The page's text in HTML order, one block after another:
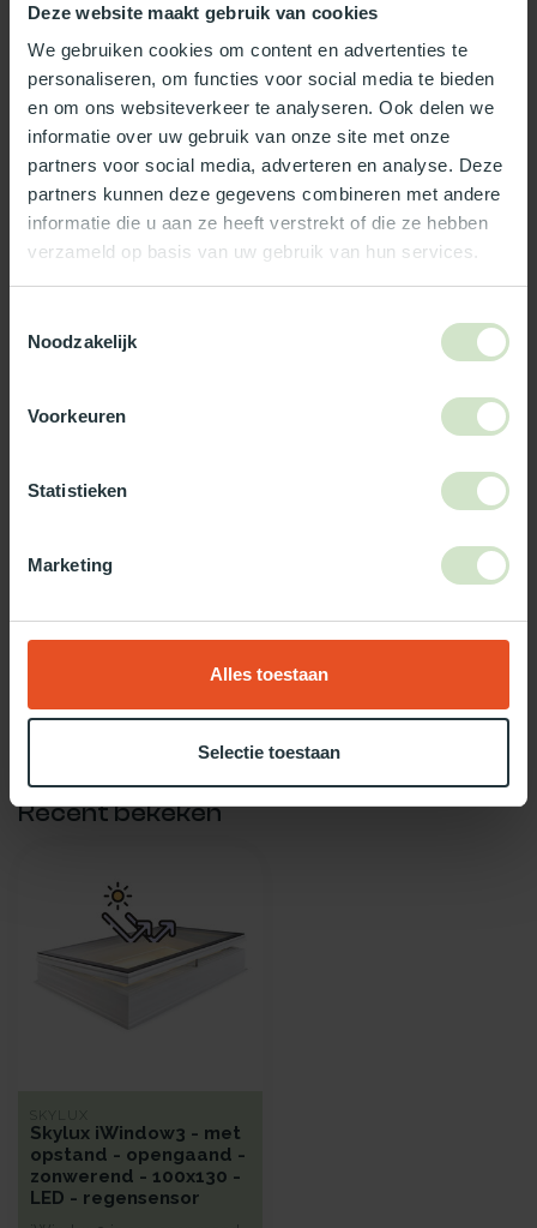
Deze website maakt gebruik van cookies
We gebruiken cookies om content en advertenties te
personaliseren, om functies voor social media te bieden
en om ons websiteverkeer te analyseren. Ook delen we
informatie over uw gebruik van onze site met onze
partners voor social media, adverteren en analyse. Deze
partners kunnen deze gegevens combineren met andere
informatie die u aan ze heeft verstrekt of die ze hebben
verzameld op basis van uw gebruik van hun services.
Noodzakelijk
Voorkeuren
Statistieken
Marketing
Alles toestaan
Selectie toestaan
Productomschrijving
Specificaties
Reviews
Wat ons écht bijzonder maakt:
Gratis bezorging in Nederland, m.u.v. de Waddeneilanden
wandig/
Twijfel je over welke daglicht oplossing het beste bij jou past?
Gebruik dan onze daglicht keuzehulp!
Recent bekeken
SKYLUX
Skylux iWindow3 - met
opstand - opengaand -
zonwerend - 100x130 -
LED - regensensor